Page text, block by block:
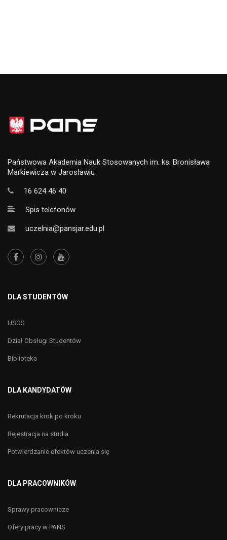
Państwowa Akademia Nauk Stosowanych im. ks. Bronisława
Markiewicza w Jarosławiu
16 624 46 40
Spis telefonów
uczelnia@pansjar.edu.pl
DLA STUDENTÓW
USOS
Dział Obsługi Studentów
Biblioteka
DLA KANDYDATÓW
Rekrutacja krok po kroku
Rejestracja na studia
Potwierdzanie efektów uczenia się
DLA PRACOWNIKÓW
Sprawy pracownicze
Ofery pracy w PANS